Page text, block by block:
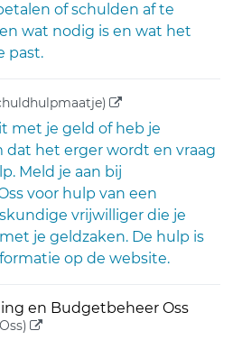
of schulden af te
wat nodig is en wat het
past.
(externe link)
met je geld of heb je
dat het erger wordt en vraag
Meld je aan bij
voor hulp van een
vrijwilliger die je
je geldzaken. De hulp is
op de website.
en Budgetbeheer Oss
(externe link)